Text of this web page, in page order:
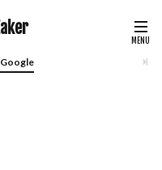
Google